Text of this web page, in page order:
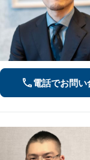
電話でお問い